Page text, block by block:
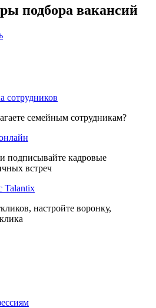
подбора вакансий
сотрудников
семейным сотрудникам?
подписывайте кадровые
встреч
Talantix
настройте воронку,